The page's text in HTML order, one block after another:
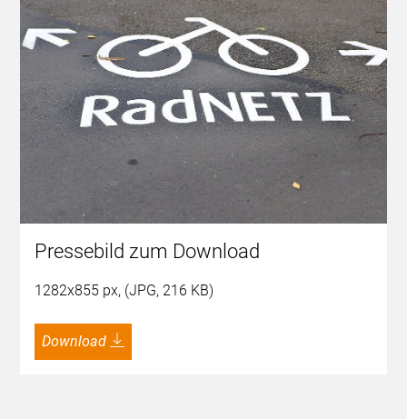
Pressebild zum Download
1282x855 px, (JPG, 216 KB)
Download